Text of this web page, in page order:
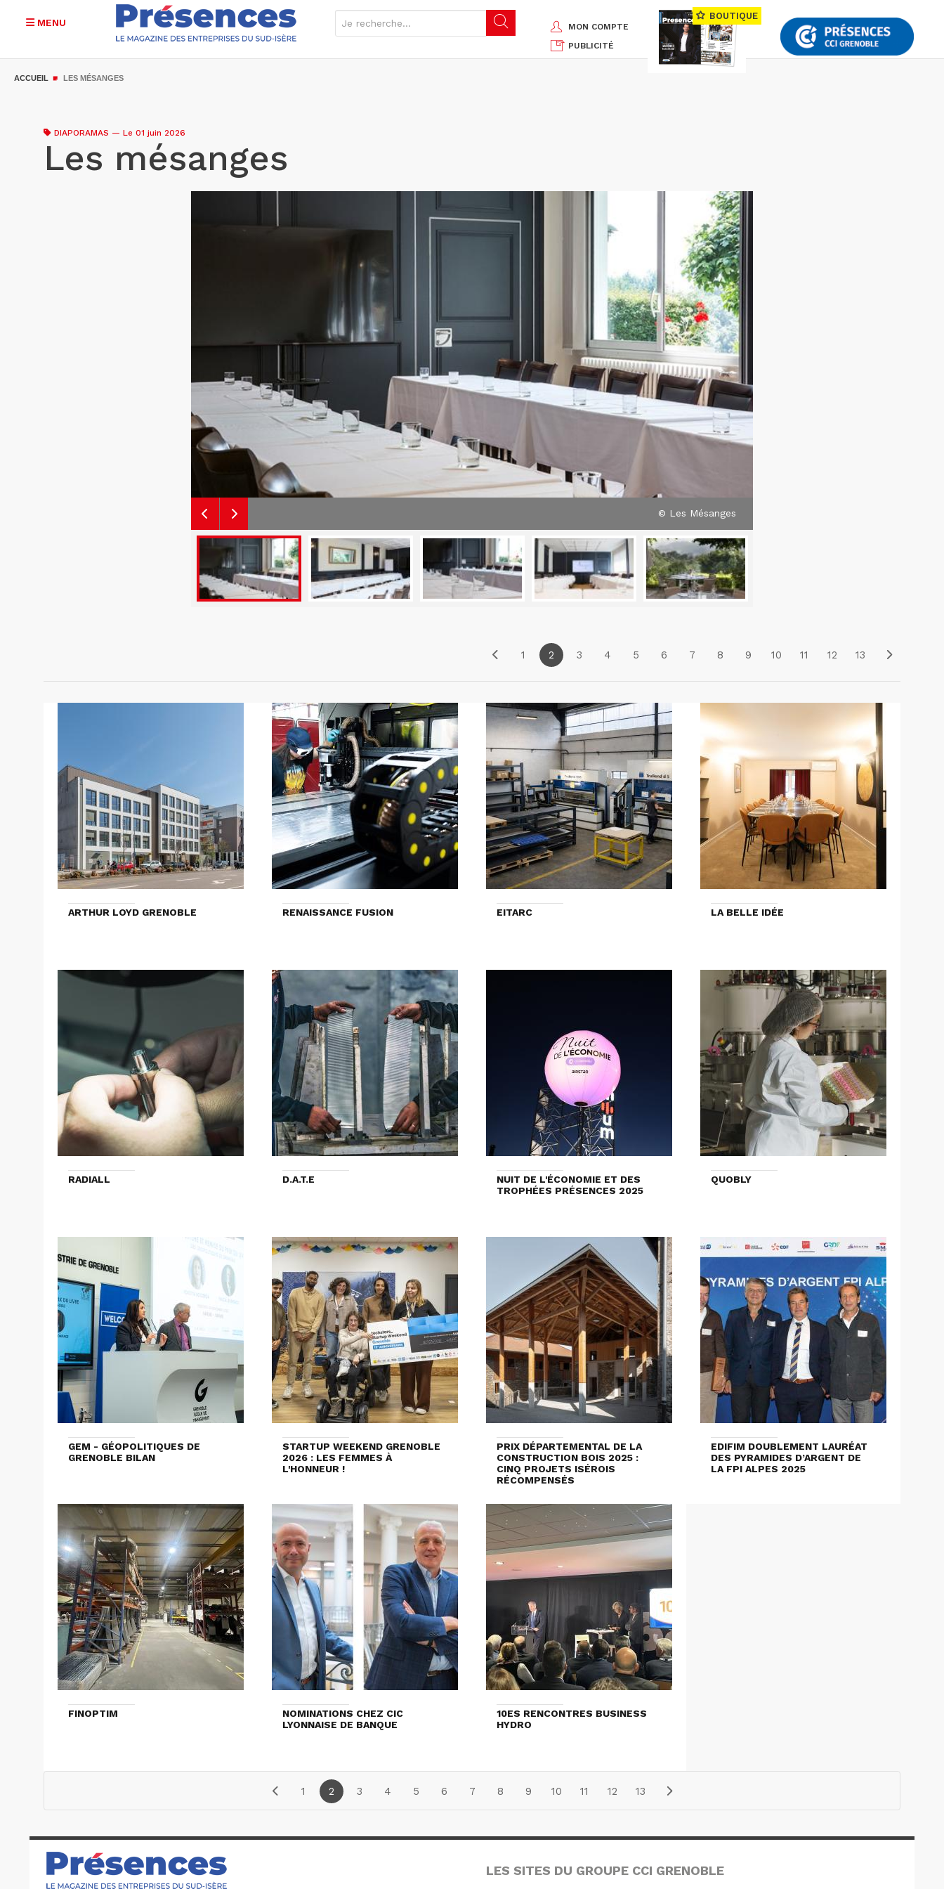
MENU
MON COMPTE
PUBLICITÉ
BOUTIQUE
ACCUEIL LES MÉSANGES
DIAPORAMAS — Le 01 juin 2026
Les mésanges
© Les Mésanges
1 2 3 4 5 6 7 8 9 10 11 12 13
ARTHUR LOYD GRENOBLE RENAISSANCE FUSION EITARC LA BELLE IDÉE
RADIALL D.A.T.E
NUIT DE L'ÉCONOMIE ET DES
TROPHÉES PRÉSENCES 2025
QUOBLY
GEM - GÉOPOLITIQUES DE
GRENOBLE BILAN
STARTUP WEEKEND GRENOBLE
2026 : LES FEMMES À
L'HONNEUR !
PRIX DÉPARTEMENTAL DE LA
CONSTRUCTION BOIS 2025 :
CINQ PROJETS ISÉROIS
RÉCOMPENSÉS
EDIFIM DOUBLEMENT LAURÉAT
DES PYRAMIDES D’ARGENT DE
LA FPI ALPES 2025
FINOPTIM
NOMINATIONS CHEZ CIC
LYONNAISE DE BANQUE
10ES RENCONTRES BUSINESS
HYDRO
1 2 3 4 5 6 7 8 9 10 11 12 13
LES SITES DU GROUPE CCI GRENOBLE